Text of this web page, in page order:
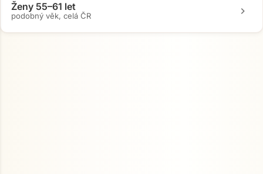
Ženy 55–61 let
podobný věk, celá ČR chevron_right